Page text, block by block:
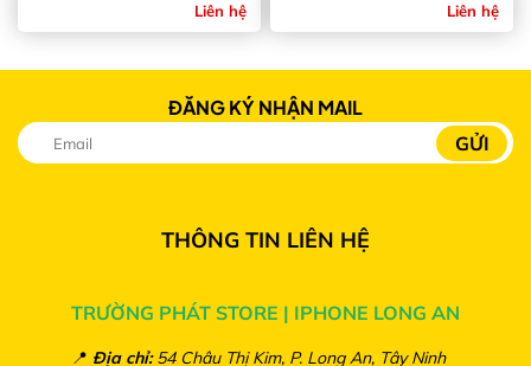
Liên hệ
Liên hệ
ĐĂNG KÝ NHẬN MAIL
THÔNG TIN LIÊN HỆ
TRƯỜNG PHÁT STORE | IPHONE LONG AN
📍 Địa chỉ:54 Châu Thị Kim, P. Long An, Tây Ninh